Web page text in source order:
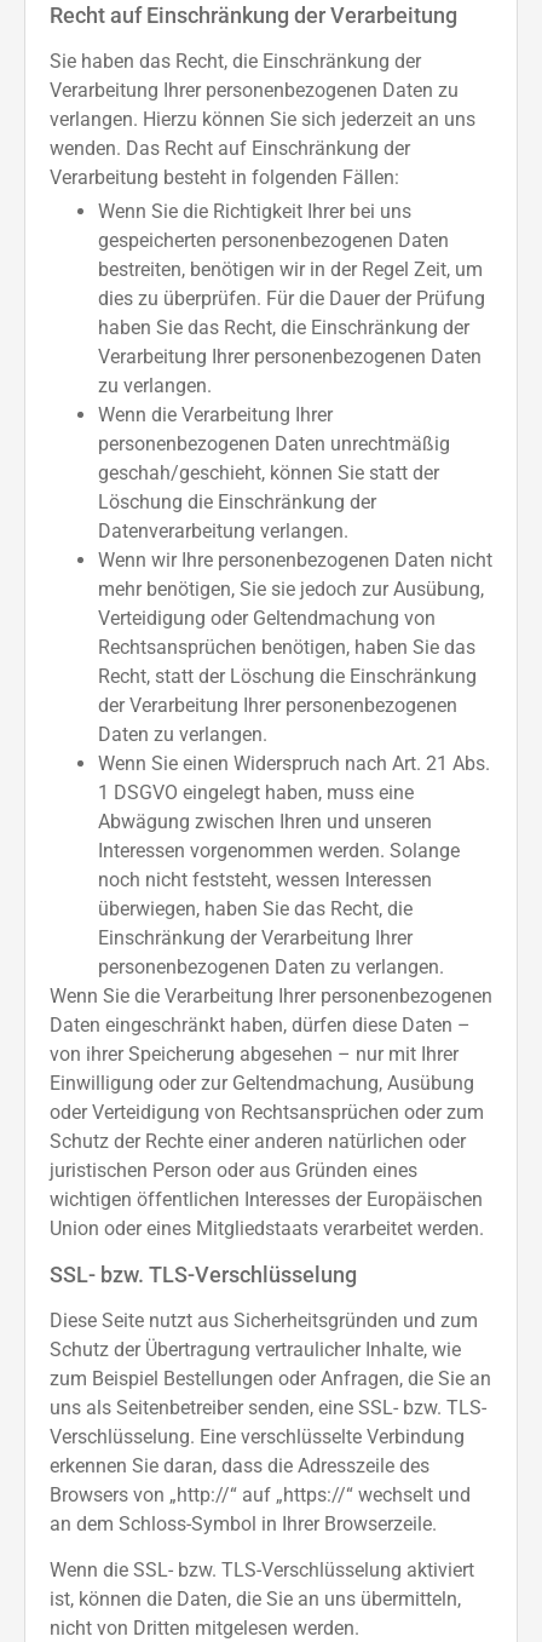
Recht auf Einschränkung der Verarbeitung
Sie haben das Recht, die Einschränkung der
Verarbeitung Ihrer personenbezogenen Daten zu
verlangen. Hierzu können Sie sich jederzeit an uns
wenden. Das Recht auf Einschränkung der
Verarbeitung besteht in folgenden Fällen:
Wenn Sie die Richtigkeit Ihrer bei uns
gespeicherten personenbezogenen Daten
bestreiten, benötigen wir in der Regel Zeit, um
dies zu überprüfen. Für die Dauer der Prüfung
haben Sie das Recht, die Einschränkung der
Verarbeitung Ihrer personenbezogenen Daten
zu verlangen.
Wenn die Verarbeitung Ihrer
personenbezogenen Daten unrechtmäßig
geschah/geschieht, können Sie statt der
Löschung die Einschränkung der
Datenverarbeitung verlangen.
Wenn wir Ihre personenbezogenen Daten nicht
mehr benötigen, Sie sie jedoch zur Ausübung,
Verteidigung oder Geltendmachung von
Rechtsansprüchen benötigen, haben Sie das
Recht, statt der Löschung die Einschränkung
der Verarbeitung Ihrer personenbezogenen
Daten zu verlangen.
Wenn Sie einen Widerspruch nach Art. 21 Abs.
1 DSGVO eingelegt haben, muss eine
Abwägung zwischen Ihren und unseren
Interessen vorgenommen werden. Solange
noch nicht feststeht, wessen Interessen
überwiegen, haben Sie das Recht, die
Einschränkung der Verarbeitung Ihrer
personenbezogenen Daten zu verlangen.
Wenn Sie die Verarbeitung Ihrer personenbezogenen
Daten eingeschränkt haben, dürfen diese Daten –
von ihrer Speicherung abgesehen – nur mit Ihrer
Einwilligung oder zur Geltendmachung, Ausübung
oder Verteidigung von Rechtsansprüchen oder zum
Schutz der Rechte einer anderen natürlichen oder
juristischen Person oder aus Gründen eines
wichtigen öffentlichen Interesses der Europäischen
Union oder eines Mitgliedstaats verarbeitet werden.
SSL- bzw. TLS-Verschlüsselung
Diese Seite nutzt aus Sicherheitsgründen und zum
Schutz der Übertragung vertraulicher Inhalte, wie
zum Beispiel Bestellungen oder Anfragen, die Sie an
uns als Seitenbetreiber senden, eine SSL- bzw. TLS-
Verschlüsselung. Eine verschlüsselte Verbindung
erkennen Sie daran, dass die Adresszeile des
Browsers von „http://“ auf „https://“ wechselt und
an dem Schloss-Symbol in Ihrer Browserzeile.
Wenn die SSL- bzw. TLS-Verschlüsselung aktiviert
ist, können die Daten, die Sie an uns übermitteln,
nicht von Dritten mitgelesen werden.